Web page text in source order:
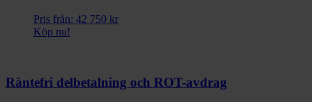
Pris från: 42 750 kr
Köp nu!
Räntefri delbetalning och ROT-avdrag